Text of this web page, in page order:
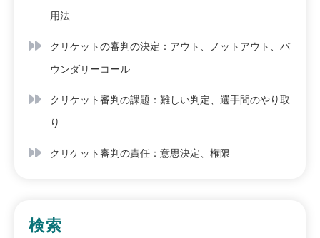
用法
クリケットの審判の決定：アウト、ノットアウト、バ
ウンダリーコール
クリケット審判の課題：難しい判定、選手間のやり取
り
クリケット審判の責任：意思決定、権限
検索